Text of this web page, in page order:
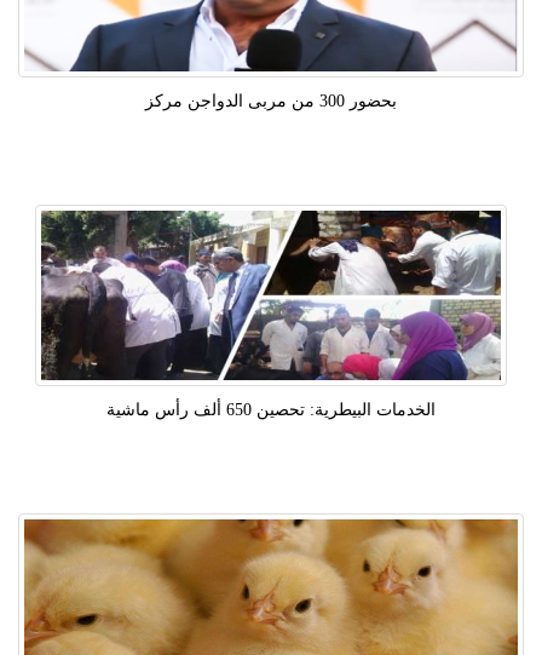
بحضور 300 من مربى الدواجن مركز
الخدمات البيطرية: تحصين 650 ألف رأس ماشية